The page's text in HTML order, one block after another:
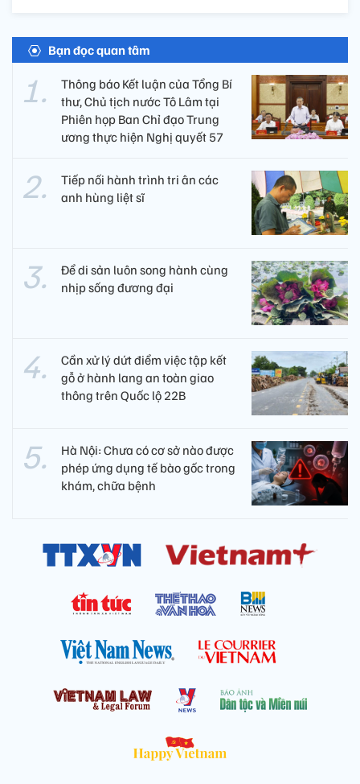
Bạn đọc quan tâm
Thông báo Kết luận của Tổng Bí
thư, Chủ tịch nước Tô Lâm tại
Phiên họp Ban Chỉ đạo Trung
ương thực hiện Nghị quyết 57
Tiếp nối hành trình tri ân các
anh hùng liệt sĩ ​
Để di sản luôn song hành cùng
nhịp sống đương đại
Cần xử lý dứt điểm việc tập kết
gỗ ở hành lang an toàn giao
thông trên Quốc lộ 22B
Hà Nội: Chưa có cơ sở nào được
phép ứng dụng tế bào gốc trong
khám, chữa bệnh